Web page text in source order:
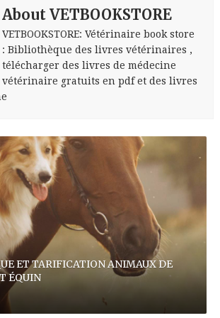
About VETBOOKSTORE
VETBOOKSTORE: Vétérinaire book store
: Bibliothèque des livres vétérinaires ,
télécharger des livres de médecine
vétérinaire gratuits en pdf et des livres
ET TARIFICATION ANIMAUX DE
ÉQUIN